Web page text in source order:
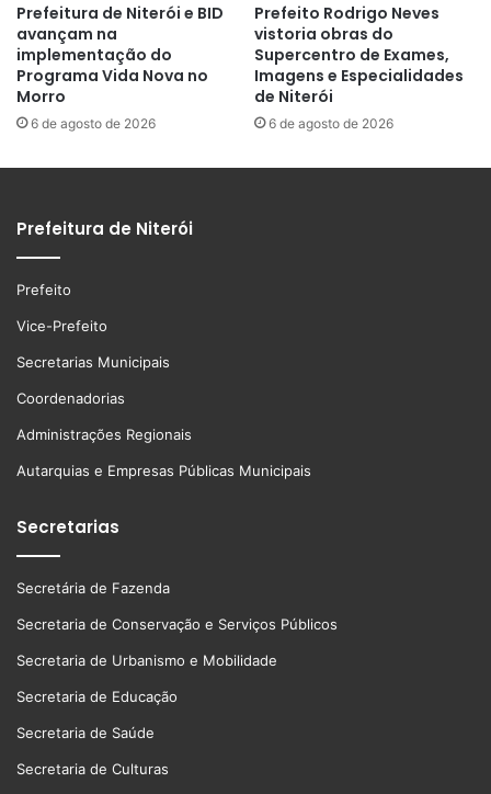
Prefeitura de Niterói e BID
avançam na
implementação do
Programa Vida Nova no
Morro
6 de agosto de 2026
Prefeito Rodrigo Neves
vistoria obras do
Supercentro de Exames,
Imagens e Especialidades
de Niterói
6 de agosto de 2026
Prefeitura de Niterói
Prefeito
Vice-Prefeito
Secretarias Municipais
Coordenadorias
Administrações Regionais
Autarquias e Empresas Públicas Municipais
Secretarias
Secretária de Fazenda
Secretaria de Conservação e Serviços Públicos
Secretaria de Urbanismo e Mobilidade
Secretaria de Educação
Secretaria de Saúde
Secretaria de Culturas